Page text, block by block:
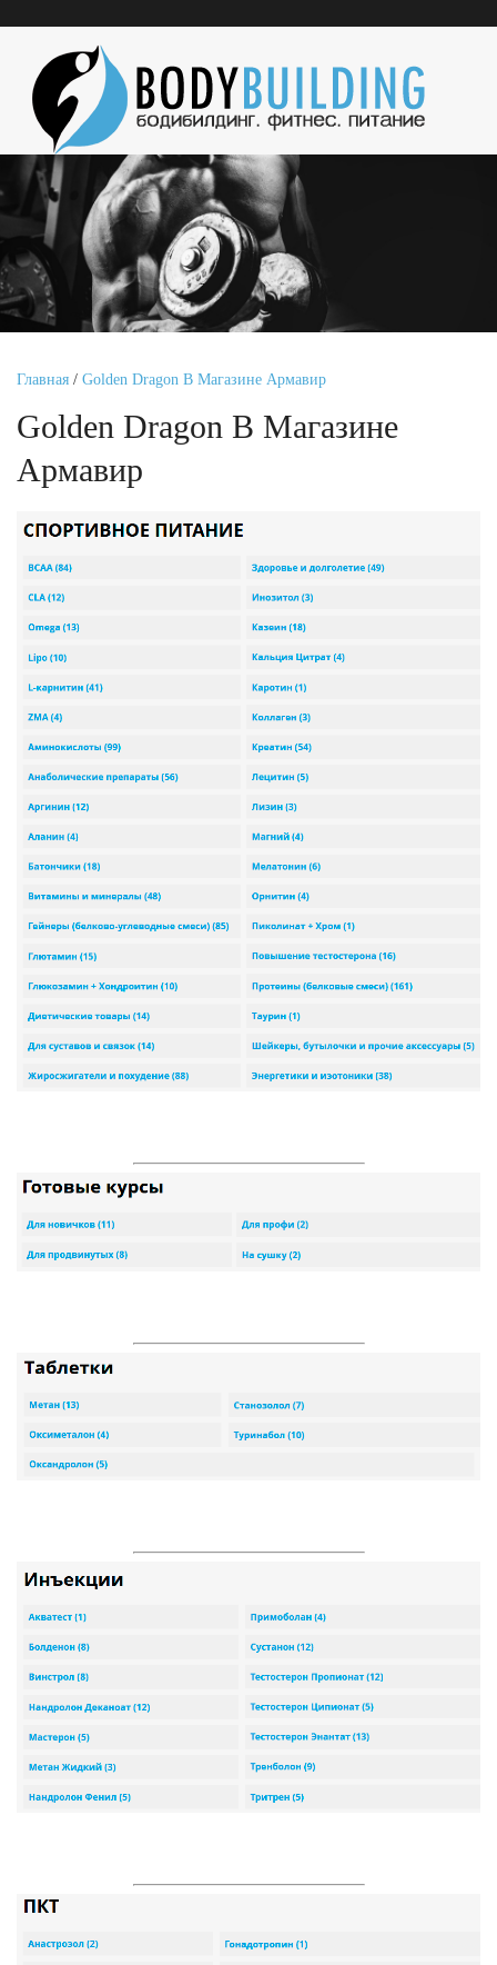
Главная / Golden Dragon В Магазине Армавир
Golden Dragon В Магазине
Армавир